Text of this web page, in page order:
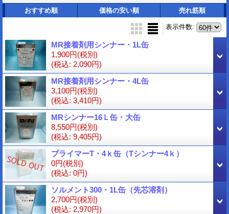
おすすめ順 価格の安い順 売れ筋順
表示件数:
MR接着剤用シンナー・1L缶
1,900円(税別)
(税込: 2,090円)
MR接着剤用シンナー・4L缶
3,100円(税別)
(税込: 3,410円)
MRシンナー16Ｌ缶・大缶
8,550円(税別)
(税込: 9,405円)
プライマーT・4ｋ缶（Tシンナー4ｋ）
0円(税別)
(税込: 0円)
ソルメント300・1L缶（先芯溶剤）
2,700円(税別)
(税込: 2,970円)